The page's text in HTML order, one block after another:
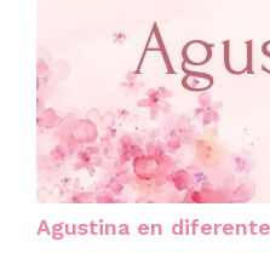
Agustina en